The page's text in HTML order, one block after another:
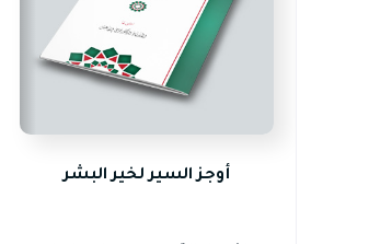
أوجز السير لخير البشر